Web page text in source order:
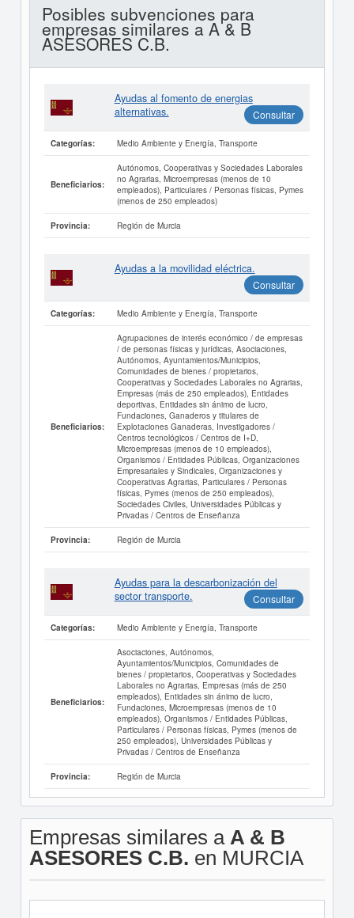
Posibles subvenciones para
empresas similares a A & B
ASESORES C.B.
Ayudas al fomento de energias
alternativas.
Consultar
Categorías: Medio Ambiente y Energía, Transporte
Beneficiarios:
Autónomos, Cooperativas y Sociedades Laborales
no Agrarias, Microempresas (menos de 10
empleados), Particulares / Personas físicas, Pymes
(menos de 250 empleados)
Provincia: Región de Murcia
Ayudas a la movilidad eléctrica.
Consultar
Categorías: Medio Ambiente y Energía, Transporte
Beneficiarios:
Agrupaciones de interés económico / de empresas
/ de personas físicas y jurídicas, Asociaciones,
Autónomos, Ayuntamientos/Municipios,
Comunidades de bienes / propietarios,
Cooperativas y Sociedades Laborales no Agrarias,
Empresas (más de 250 empleados), Entidades
deportivas, Entidades sin ánimo de lucro,
Fundaciones, Ganaderos y titulares de
Explotaciones Ganaderas, Investigadores /
Centros tecnológicos / Centros de I+D,
Microempresas (menos de 10 empleados),
Organismos / Entidades Públicas, Organizaciones
Empresariales y Sindicales, Organizaciones y
Cooperativas Agrarias, Particulares / Personas
físicas, Pymes (menos de 250 empleados),
Sociedades Civiles, Universidades Públicas y
Privadas / Centros de Enseñanza
Provincia: Región de Murcia
Ayudas para la descarbonización del
sector transporte.
Consultar
Categorías: Medio Ambiente y Energía, Transporte
Beneficiarios:
Asociaciones, Autónomos,
Ayuntamientos/Municipios, Comunidades de
bienes / propietarios, Cooperativas y Sociedades
Laborales no Agrarias, Empresas (más de 250
empleados), Entidades sin ánimo de lucro,
Fundaciones, Microempresas (menos de 10
empleados), Organismos / Entidades Públicas,
Particulares / Personas físicas, Pymes (menos de
250 empleados), Universidades Públicas y
Privadas / Centros de Enseñanza
Provincia: Región de Murcia
Empresas similares a A & B
ASESORES C.B. en MURCIA